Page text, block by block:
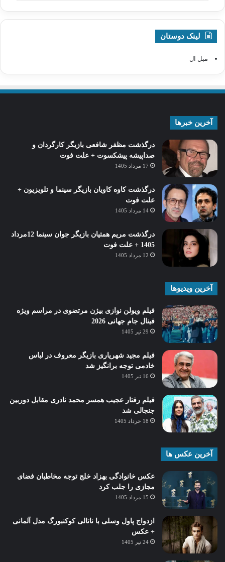
لینک دوستان
مبل ال
آخرین خبرها
درگذشت مظفر شافعی بازیگر کارگردان و
صداپیشه پیشکسوت + علت فوت
17 مرداد 1405
درگذشت کاوه کاویان بازیگر سینما و تلویزیون +
علت فوت
14 مرداد 1405
درگذشت مریم همتیان بازیگر جوان سینما 12مرداد
1405 + علت فوت
12 مرداد 1405
آخرین ویدیوها
فیلم ویولن نوازی بیژن مرتضوی در مراسم ویژه
فینال جام جهانی 2026
29 تیر 1405
فیلم مجید شهریاری بازیگر معروف در لباس
خادمی توجه برانگیز شد
16 تیر 1405
فیلم رفتار عجیب همسر محمد نادری مقابل دوربین
جنجالی شد
18 خرداد 1405
آخرین عکس ها
عکس خانوادگی بهزاد خلج توجه مخاطبان فضای
مجازی را جلب کرد
15 مرداد 1405
ازدواج پاول وسلی با ناتالی کوکنبورگ مدل آلمانی
+ عکس
24 تیر 1405